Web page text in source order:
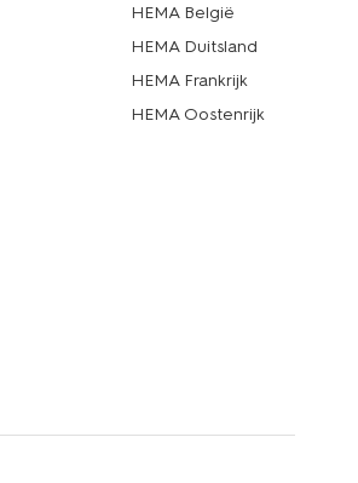
HEMA België
HEMA Duitsland
HEMA Frankrijk
HEMA Oostenrijk